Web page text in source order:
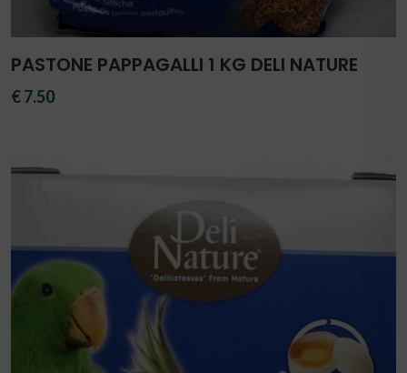
PASTONE PAPPAGALLI 1 KG DELI NATURE
€ 7.50